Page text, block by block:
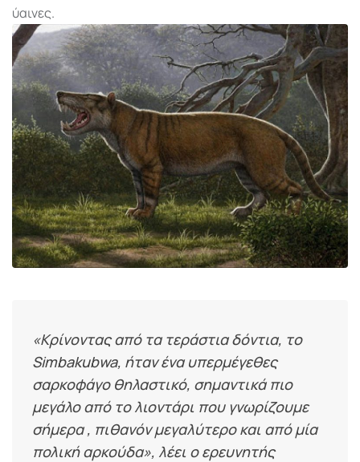
ύαινες.
«Κρίνοντας από τα τεράστια δόντια, το
Simbakubwa, ήταν ένα υπερμέγεθες
σαρκοφάγο θηλαστικό, σημαντικά πιο
μεγάλο από το λιοντάρι που γνωρίζουμε
σήμερα , πιθανόν μεγαλύτερο και από μία
πολική αρκούδα», λέει ο ερευνητής